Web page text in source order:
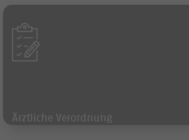
Ärztliche Verordnung